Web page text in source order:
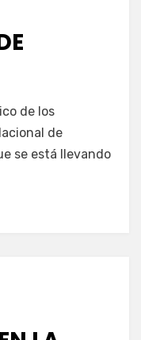
de los
de
se está llevando